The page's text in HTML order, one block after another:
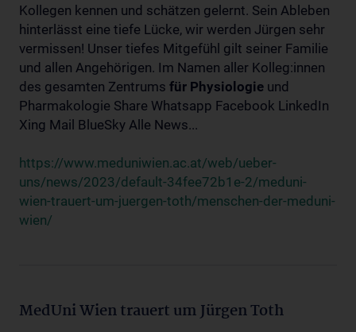
Kollegen kennen und schätzen gelernt. Sein Ableben
hinterlässt eine tiefe Lücke, wir werden Jürgen sehr
vermissen! Unser tiefes Mitgefühl gilt seiner Familie
und allen Angehörigen. Im Namen aller Kolleg:innen
des gesamten Zentrums für Physiologie und
Pharmakologie Share Whatsapp Facebook LinkedIn
Xing Mail BlueSky Alle News...
https://www.meduniwien.ac.at/web/ueber-
uns/news/2023/default-34fee72b1e-2/meduni-
wien-trauert-um-juergen-toth/menschen-der-meduni-
wien/
MedUni Wien trauert um Jürgen Toth